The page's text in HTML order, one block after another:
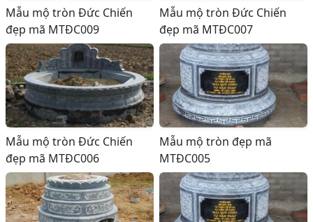
Mẫu mộ tròn Đức Chiến
đẹp mã MTĐC009
Mẫu mộ tròn Đức Chiến
đẹp mã MTĐC007
Mẫu mộ tròn Đức Chiến
đẹp mã MTĐC006
Mẫu mộ tròn đẹp mã
MTĐC005